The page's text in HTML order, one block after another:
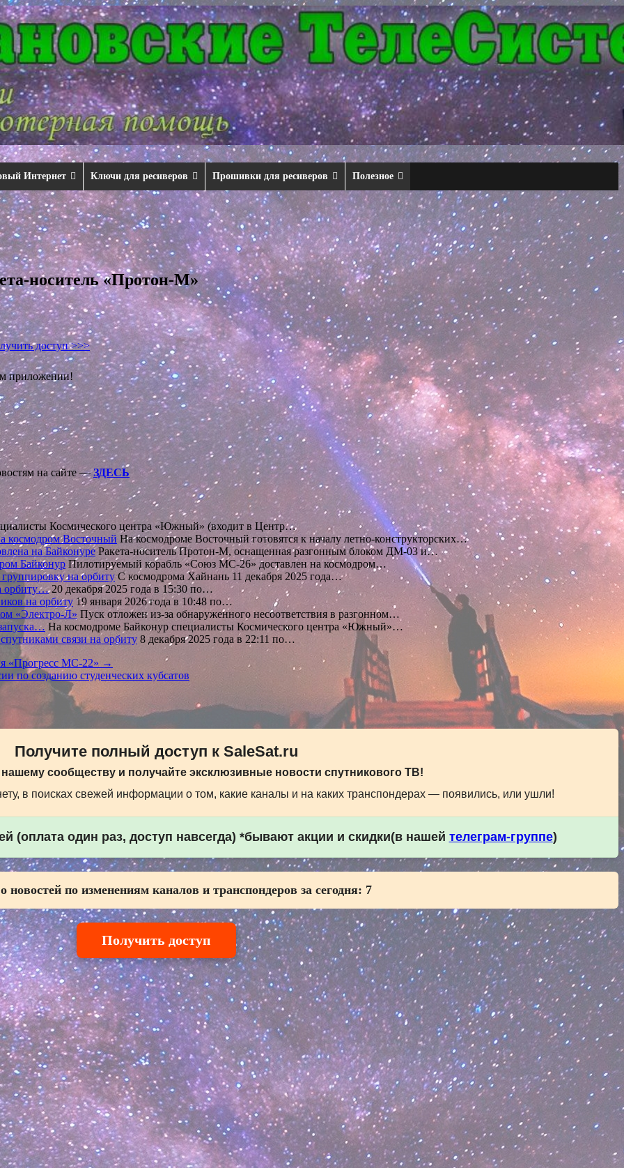
Интернет Ключи для ресиверов Прошивки для ресиверов Полезное
носитель «Протон-М»
доступ >>>
приложении!
на сайте —ЗДЕСЬ
Космического центра «Южный» (входит в Центр…
космодром Восточный На космодроме Восточный готовятся к началу летно-конструкторских…
на БайконуреРакета-носитель Протон-М, оснащенная разгонным блоком ДМ-03 и…
Байконур Пилотируемый корабль «Союз МС-26» доставлен на космодром…
на орбитуС космодрома Хайнань 11 декабря 2025 года…
орбиту…20 декабря 2025 года в 15:30 по…
на орбиту 19 января 2026 года в 10:48 по…
«Электро-Л» Пуск отложен из-за обнаруженного несоответствия в разгонном…
На космодроме Байконур специалисты Космического центра «Южный»…
связи на орбиту 8 декабря 2025 года в 22:11 по…
«Прогресс МС-22» →
по созданию студенческих кубсатов
Получите полный доступ к SaleSat.ru
сообществу и получайте эксклюзивные новости спутникового ТВ!
в поисках свежей информации о том, какие каналы и на каких транспондерах — появились, или ушли!
(оплата один раз, доступ навсегда) *бывают акции и скидки(в нашей телеграм-группе)
новостей по изменениям каналов и транспондеров за сегодня: 7
Получить доступ